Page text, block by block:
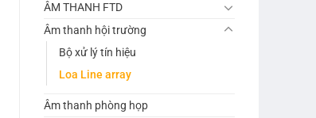
ÂM THANH FTD
Âm thanh hội trường
Bộ xử lý tín hiệu
Loa Line array
Âm thanh phòng họp